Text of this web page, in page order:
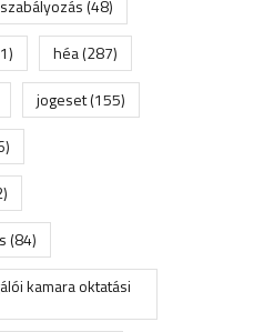
(48)
héa(287)
jogeset(155)
(84)
kamara oktatási